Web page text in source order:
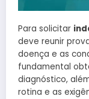
Para solicitar
deve reunir
doença e as
fundamental
diagnóstico,
rotina e as